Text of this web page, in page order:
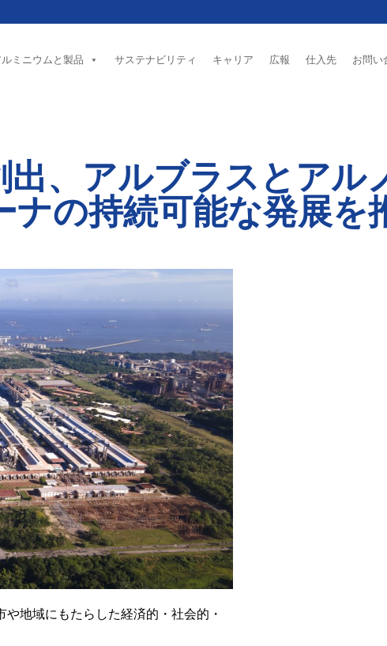
ルミニウムと製品 サステナビリティ キャリア 広報 仕入先 お問い
出、アルブラスとアル
の持続可能な発展を
地域にもたらした経済的・社会的・